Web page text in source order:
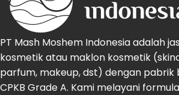
PT Mash Moshem Indonesia adalah
kosmetik atau maklon kosmetik
parfum, makeup, dst) dengan pabrik
CPKB Grade A. Kami melayani